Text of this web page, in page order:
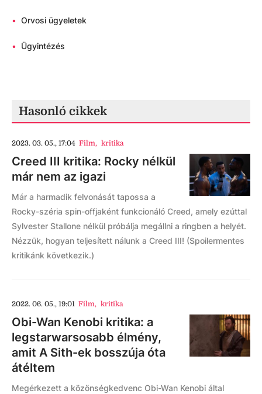
• Orvosi ügyeletek
• Ügyintézés
Hasonló cikkek
2023. 03. 05., 17:04 Film, kritika
Creed III kritika: Rocky nélkül
már nem az igazi
Már a harmadik felvonását tapossa a
Rocky-széria spin-offjaként funkcionáló Creed, amely ezúttal
Sylvester Stallone nélkül próbálja megállni a ringben a helyét.
Nézzük, hogyan teljesített nálunk a Creed III! (Spoilermentes
kritikánk következik.)
2022. 06. 05., 19:01 Film, kritika
Obi-Wan Kenobi kritika: a
legstarwarsosabb élmény,
amit A Sith-ek bosszúja óta
átéltem
Megérkezett a közönségkedvenc Obi-Wan Kenobi által